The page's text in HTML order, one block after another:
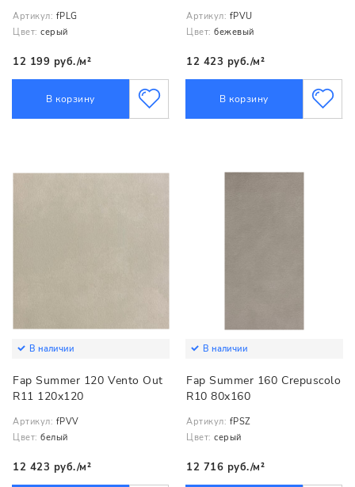
Артикул: fPLG
Цвет: серый
12 199 руб./м²
В корзину
Артикул: fPVU
Цвет: бежевый
12 423 руб./м²
В корзину
В наличии
Fap Summer 120 Vento Out
R11 120x120
Артикул: fPVV
Цвет: белый
12 423 руб./м²
В наличии
Fap Summer 160 Crepuscolo
R10 80x160
Артикул: fPSZ
Цвет: серый
12 716 руб./м²